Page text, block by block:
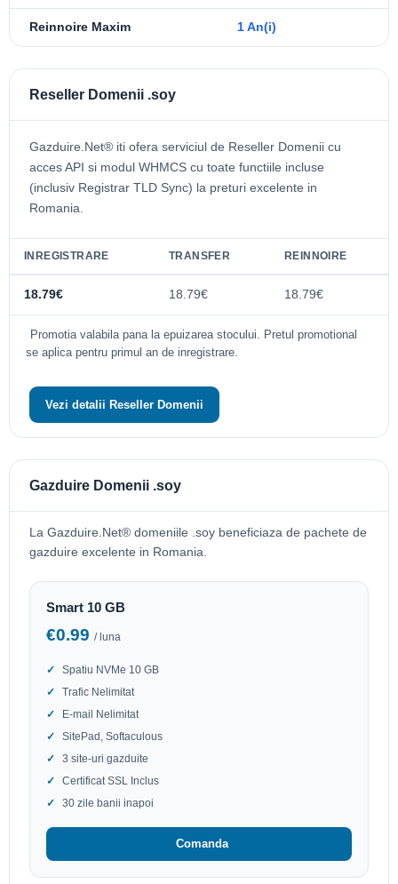
Reinnoire Maxim 1 An(i)
Reseller Domenii .soy
Gazduire.Net® iti ofera serviciul de Reseller Domenii cu
acces API si modul WHMCS cu toate functiile incluse
(inclusiv Registrar TLD Sync) la preturi excelente in
Romania.
INREGISTRARE TRANSFER REINNOIRE
18.79€ 18.79€ 18.79€
Promotia valabila pana la epuizarea stocului. Pretul promotional
se aplica pentru primul an de inregistrare.
Vezi detalii Reseller Domenii
Gazduire Domenii .soy
La Gazduire.Net® domeniile .soy beneficiaza de pachete de
gazduire excelente in Romania.
Smart 10 GB
€0.99 / luna
Spatiu NVMe 10 GB
Trafic Nelimitat
E-mail Nelimitat
SitePad, Softaculous
3 site-uri gazduite
Certificat SSL Inclus
30 zile banii inapoi
Comanda